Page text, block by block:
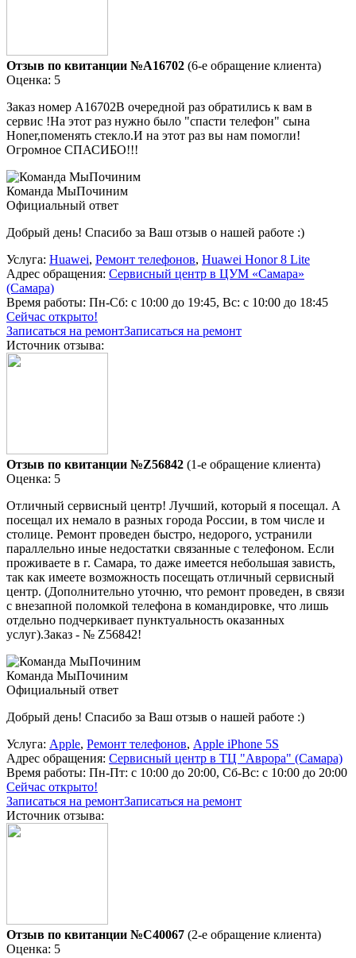
Отзыв по квитанции №A16702 (6-е обращение клиента)
Оценка: 5
Заказ номер А16702В очередной раз обратились к вам в
сервис !На этот раз нужно было "спасти телефон" сына
Honer,поменять стекло.И на этот раз вы нам помогли!
Огромное СПАСИБО!!!
Команда МыПочиним
Официальный ответ
Добрый день! Спасибо за Ваш отзыв о нашей работе :)
Услуга: Huawei, Ремонт телефонов, Huawei Honor 8 Lite
Адрес обращения: Сервисный центр в ЦУМ «Самара»
(Самара)
Время работы: Пн-Сб: с 10:00 до 19:45, Вс: с 10:00 до 18:45
Сейчас открыто!
Записаться на ремонтЗаписаться на ремонт
Источник отзыва:
Отзыв по квитанции №Z56842 (1-е обращение клиента)
Оценка: 5
Отличный сервисный центр! Лучший, который я посещал. А
посещал их немало в разных города России, в том числе и
столице. Ремонт проведен быстро, недорого, устранили
параллельно иные недостатки связанные с телефоном. Если
проживаете в г. Самара, то даже имеется небольшая зависть,
так как имеете возможность посещать отличный сервисный
центр. (Дополнительно уточню, что ремонт проведен, в связи
с внезапной поломкой телефона в командировке, что лишь
отдельно подчеркивает пунктуальность оказанных
услуг).Заказ - № Z56842!
Команда МыПочиним
Официальный ответ
Добрый день! Спасибо за Ваш отзыв о нашей работе :)
Услуга: Apple, Ремонт телефонов, Apple iPhone 5S
Адрес обращения: Сервисный центр в ТЦ "Аврора" (Самара)
Время работы: Пн-Пт: с 10:00 до 20:00, Сб-Вс: с 10:00 до 20:00
Сейчас открыто!
Записаться на ремонтЗаписаться на ремонт
Источник отзыва:
Отзыв по квитанции №C40067 (2-е обращение клиента)
Оценка: 5